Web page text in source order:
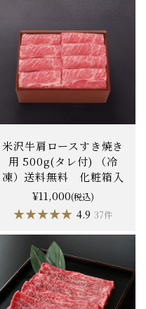
米沢牛肩ロースすき焼き
用 500g(タレ付) （冷
凍）送料無料 化粧箱入
¥11,000(税込)
★★★★★
★★★★★ 4.9 37件